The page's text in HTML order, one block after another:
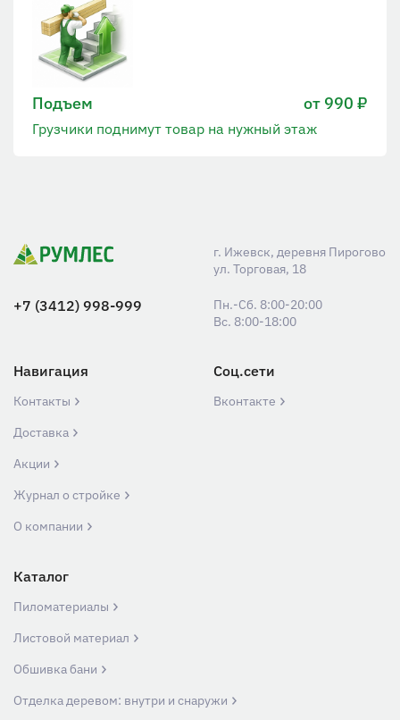
Подъем от 990 ₽
Грузчики поднимут товар на нужный этаж
г. Ижевск, деревня Пирогово
ул. Торговая, 18
+7 (3412) 998-999
Пн.-Сб. 8:00-20:00
Вс. 8:00-18:00
Навигация
Контакты
Доставка
Акции
Журнал о стройке
О компании
Соц.сети
Вконтакте
Каталог
Пиломатериалы
Листовой материал
Обшивка бани
Отделка деревом: внутри и снаружи